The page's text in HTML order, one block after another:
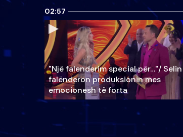
02:57
"Një falenderim special për…"/ Selin
falënderon produksionin mes
emocionesh të forta